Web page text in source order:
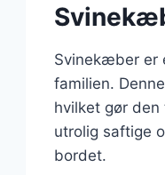
Svinekæber er
familien.
hvilket gør
utrolig saftige
bordet.